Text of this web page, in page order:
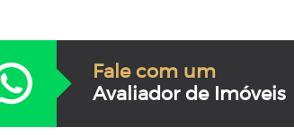
Fale com um
Avaliador de Imóveis